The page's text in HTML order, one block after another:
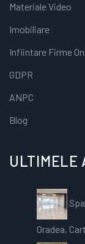
Materiale Video
Imobiliare
Infiintare Firme
GDPR
ANPC
Blog
ULTIMELE
Oradea,